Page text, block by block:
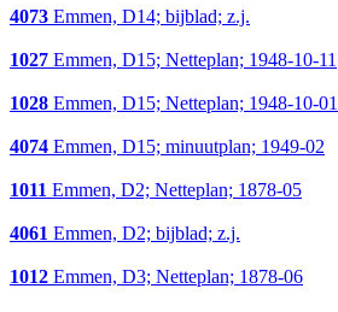
4073 Emmen, D14; bijblad; z.j.
1027 Emmen, D15; Netteplan; 1948-10-11
1028 Emmen, D15; Netteplan; 1948-10-01
4074 Emmen, D15; minuutplan; 1949-02
1011 Emmen, D2; Netteplan; 1878-05
4061 Emmen, D2; bijblad; z.j.
1012 Emmen, D3; Netteplan; 1878-06